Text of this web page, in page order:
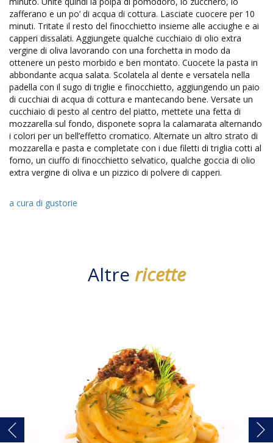
zafferano e un po’ di acqua di cottura. Lasciate cuocere per 10
minuti. Tritate il resto del finocchietto insieme alle acciughe e ai
capperi dissalati. Aggiungete qualche cucchiaio di olio extra
vergine di oliva lavorando con una forchetta in modo da
ottenere un pesto morbido e ben montato. Cuocete la pasta in
abbondante acqua salata. Scolatela al dente e versatela nella
padella con il sugo di triglie e finocchietto, aggiungendo un paio
di cucchiai di acqua di cottura e mantecando bene. Versate un
cucchiaio di pesto al centro del piatto, mettete una fetta di
mozzarella sul fondo, disponete sopra la calamarata alternando
i colori per un bell’effetto cromatico. Alternate un altro strato di
mozzarella e pasta e completate con i due filetti di triglia cotti al
forno, un ciuffo di finocchietto selvatico, qualche goccia di olio
extra vergine di oliva e un pizzico di polvere di capperi.
a cura di gustorie
Altre ricette